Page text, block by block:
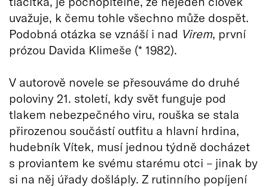
uvažuje, k čemu tohle všechno může dospět.
Podobná otázka se vznáší i nad Virem, první
prózou Davida Klimeše (* 1982).
V autorově novele se přesouváme do druhé
poloviny 21. století, kdy svět funguje pod
tlakem nebezpečného viru, rouška se stala
přirozenou součástí outfitu a hlavní hrdina,
hudebník Vítek, musí jednou týdně docházet
s proviantem ke svému starému otci – jinak by
si na něj úřady došláply. Z rutinního popíjení